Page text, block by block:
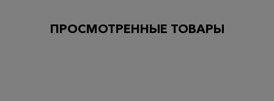
ПРОСМОТРЕННЫЕ ТОВАРЫ